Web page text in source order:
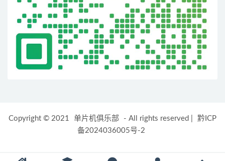
Copyright © 2021 单片机俱乐部 - All rights reserved
黔ICP
备2024036005号-2